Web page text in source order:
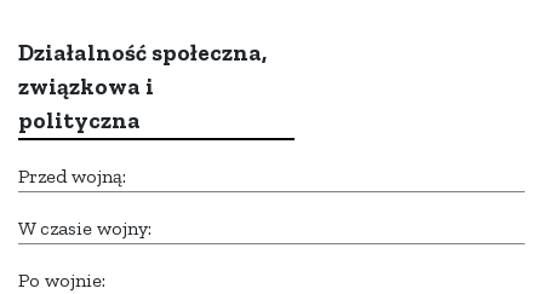
Działalność społeczna,
związkowa i
polityczna
Przed wojną:
W czasie wojny:
Po wojnie: